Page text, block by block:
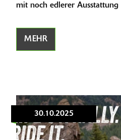
mit noch edlerer
MEHR
30.10.2025